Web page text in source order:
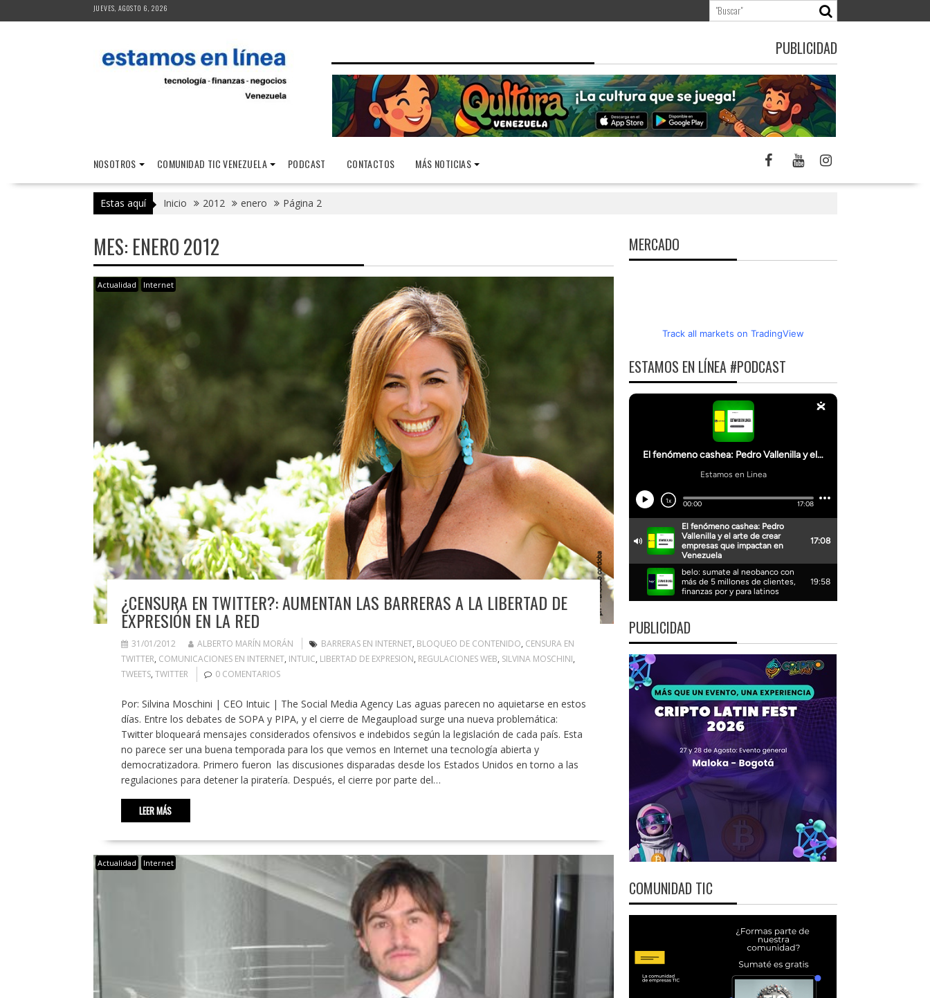
al
JUEVES, AGOSTO 6, 2026
PUBLICIDAD
NOSOTROS COMUNIDAD TIC VENEZUELA PODCAST CONTACTOS MÁS NOTICIAS
Estas aquí Inicio 2012 enero Página 2
MES: ENERO 2012
Actualidad Internet
¿CENSURA EN TWITTER?: AUMENTAN LAS BARRERAS A LA LIBERTAD DE
EXPRESIÓN EN LA RED
31/01/2012 ALBERTO MARÍN MORÁN BARRERAS EN INTERNET, BLOQUEO DE CONTENIDO, CENSURA EN
TWITTER, COMUNICACIONES EN INTERNET, INTUIC, LIBERTAD DE EXPRESION, REGULACIONES WEB, SILVINA MOSCHINI,
TWEETS, TWITTER 0 COMENTARIOS
Por: Silvina Moschini | CEO Intuic | The Social Media Agency Las aguas parecen no aquietarse en estos
días. Entre los debates de SOPA y PIPA, y el cierre de Megaupload surge una nueva problemática:
Twitter bloqueará mensajes considerados ofensivos e indebidos según la legislación de cada país. Esta
no parece ser una buena temporada para los que vemos en Internet una tecnología abierta y
democratizadora. Primero fueron las discusiones disparadas desde los Estados Unidos en torno a las
regulaciones para detener la piratería. Después, el cierre por parte del…
LEER MÁS
Actualidad Internet
MERCADO
Track all markets on TradingView
ESTAMOS EN LÍNEA #PODCAST
PUBLICIDAD
COMUNIDAD TIC